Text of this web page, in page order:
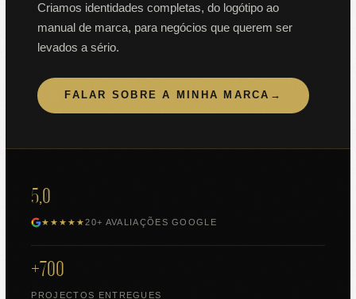
Criamos identidades completas, do logótipo ao
manual de marca, para negócios que querem ser
levados a sério.
FALAR SOBRE A MINHA MARCA →
5,0
★★★★★20+ AVALIAÇÕES GOOGLE
+700
PROJECTOS ENTREGUES